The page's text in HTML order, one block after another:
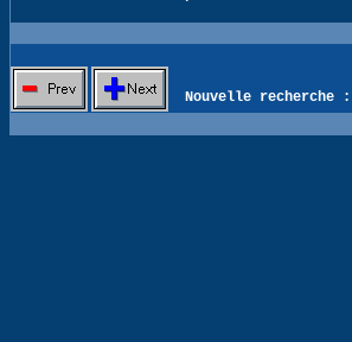
Nouvelle recherche :